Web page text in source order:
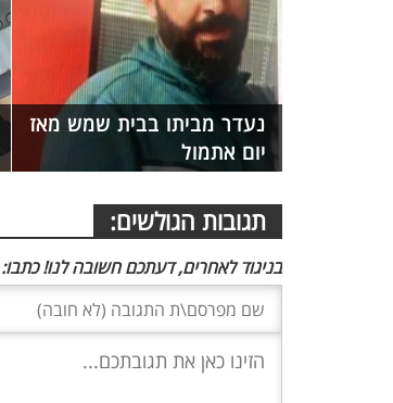
נעדר מביתו בבית שמש מאז
יום אתמול
תגובות הגולשים:
בניגוד לאחרים, דעתכם חשובה לנו! כתבו: